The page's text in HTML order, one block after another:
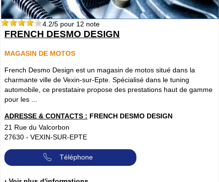
4.2/5 pour 12 note
FRENCH DESMO DESIGN
MAGASIN DE MOTOS
French Desmo Design est un magasin de motos situé dans la
charmante ville de Vexin-sur-Epte. Spécialisé dans le tuning
automobile, ce prestataire propose des prestations haut de gamme
pour les ...
ADRESSE & CONTACTS : FRENCH DESMO DESIGN
21 Rue du Valcorbon
27630 - VEXIN-SUR-EPTE
Téléphone